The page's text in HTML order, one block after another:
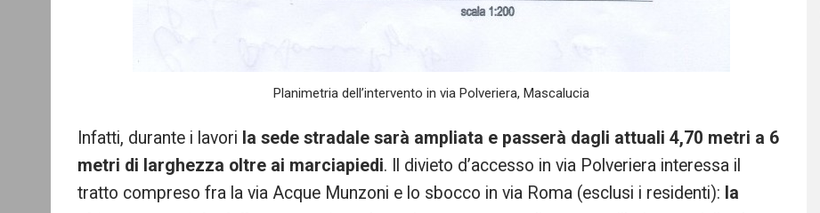
Planimetria dell’intervento in via Polveriera, Mascalucia
Infatti, durante i lavori la sede stradale sarà ampliata e passerà dagli attuali 4,70 metri a 6
metri di larghezza oltre ai marciapiedi. Il divieto d’accesso in via Polveriera interessa il
tratto compreso fra la via Acque Munzoni e lo sbocco in via Roma (esclusi i residenti): la